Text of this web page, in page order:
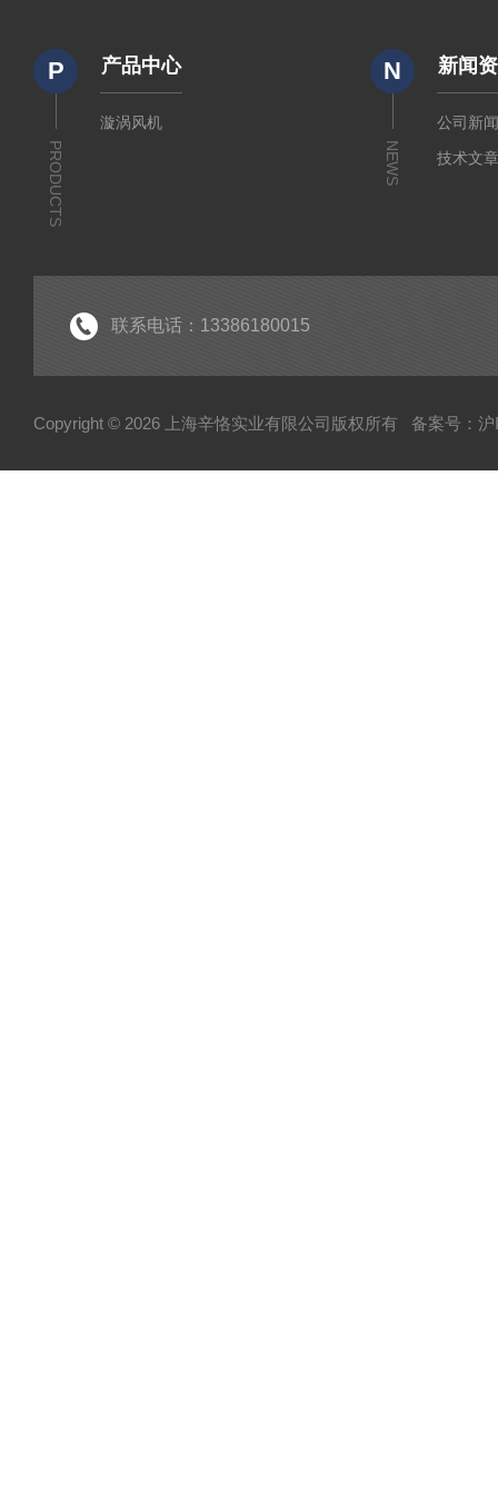
P
PRODUCTS
产品中心
漩涡风机
N
NEWS
新闻
公司新
技术文
联系电话：13386180015
Copyright © 2026 上海辛恪实业有限公司版权所有 备案号：